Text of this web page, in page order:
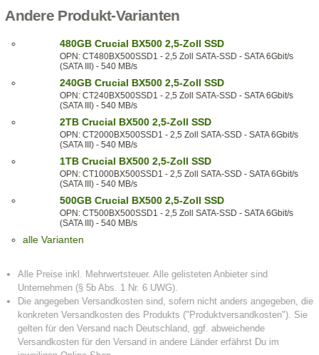
Andere Produkt-Varianten
480GB Crucial BX500 2,5-Zoll SSD
OPN: CT480BX500SSD1 - 2,5 Zoll SATA-SSD - SATA 6Gbit/s
(SATA III) - 540 MB/s
240GB Crucial BX500 2,5-Zoll SSD
OPN: CT240BX500SSD1 - 2,5 Zoll SATA-SSD - SATA 6Gbit/s
(SATA III) - 540 MB/s
2TB Crucial BX500 2,5-Zoll SSD
OPN: CT2000BX500SSD1 - 2,5 Zoll SATA-SSD - SATA 6Gbit/s
(SATA III) - 540 MB/s
1TB Crucial BX500 2,5-Zoll SSD
OPN: CT1000BX500SSD1 - 2,5 Zoll SATA-SSD - SATA 6Gbit/s
(SATA III) - 540 MB/s
500GB Crucial BX500 2,5-Zoll SSD
OPN: CT500BX500SSD1 - 2,5 Zoll SATA-SSD - SATA 6Gbit/s
(SATA III) - 540 MB/s
alle Varianten